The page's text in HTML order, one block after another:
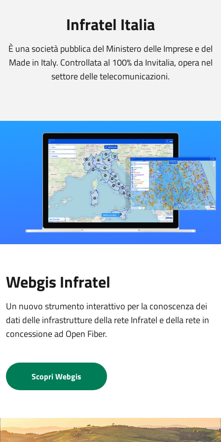
Infratel Italia
È una società pubblica del Ministero delle Imprese e del
Made in Italy. Controllata al 100% da Invitalia, opera nel
settore delle telecomunicazioni.
Webgis Infratel
Un nuovo strumento interattivo per la conoscenza dei
dati delle infrastrutture della rete Infratel e della rete in
concessione ad Open Fiber.
Scopri Webgis